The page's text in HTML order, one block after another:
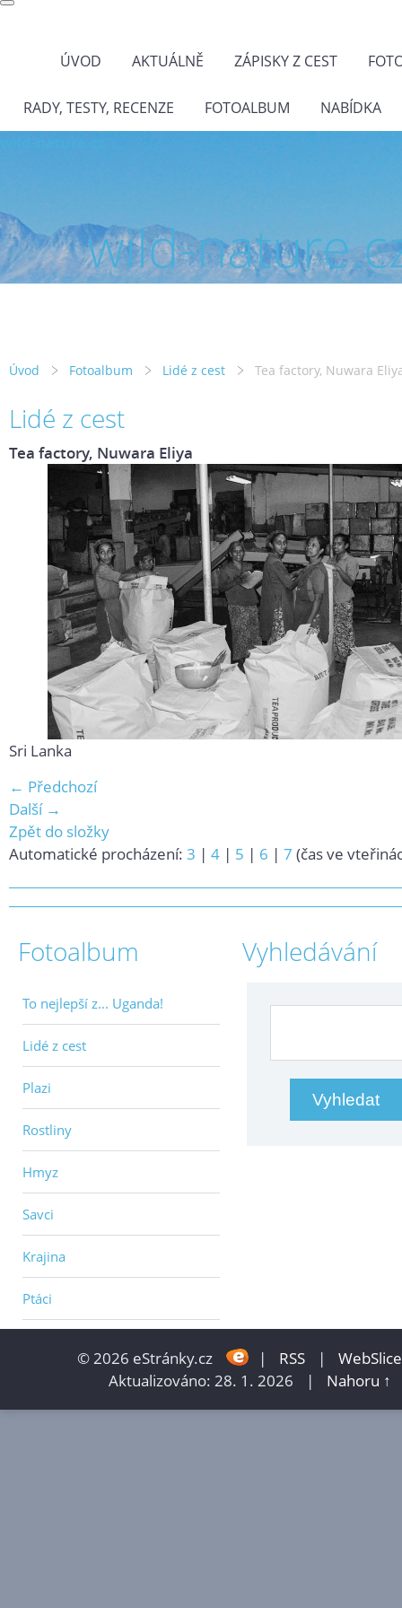
ÚVOD AKTUÁLNĚ ZÁPISKY Z CEST
RADY, TESTY, RECENZE FOTOALBUM NABÍDKA
wild-
Úvod Fotoalbum Lidé z cest Tea factory, Nuwara
Lidé z cest
Tea factory, Nuwara Eliya
Sri Lanka
← Předchozí
Další →
Zpět do složky
Automatické procházení: 3 | 4 | 5 | 6 | 7 (čas ve
Fotoalbum
To nejlepší z... Uganda!
Lidé z cest
Plazi
Rostliny
Hmyz
Savci
Krajina
Ptáci
Vyhledávání
© 2026 eStránky.cz | RSS |
WebSlice
Aktualizováno: 28. 1. 2026
| Nahoru ↑